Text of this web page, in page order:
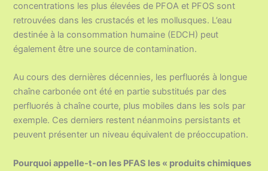
concentrations les plus élevées de PFOA et PFOS sont
retrouvées dans les crustacés et les mollusques. L’eau
destinée à la consommation humaine (EDCH) peut
également être une source de contamination.
Au cours des dernières décennies, les perfluorés à longue
chaîne carbonée ont été en partie substitués par des
perfluorés à chaîne courte, plus mobiles dans les sols par
exemple. Ces derniers restent néanmoins persistants et
peuvent présenter un niveau équivalent de préoccupation.
Pourquoi appelle-t-on les PFAS les « produits chimiques